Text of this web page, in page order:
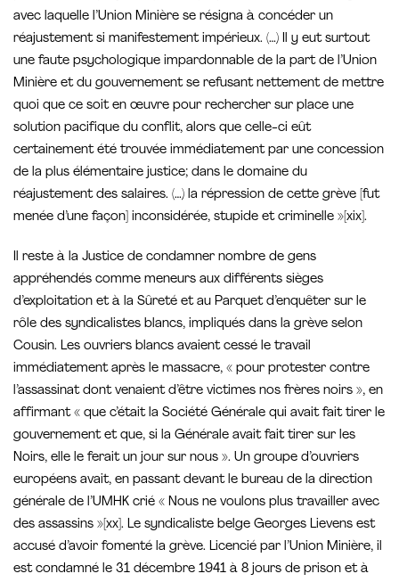
avec laquelle l’Union Minière se résigna à concéder un
réajustement si manifestement impérieux. (…) Il y eut surtout
une faute psychologique impardonnable de la part de l’Union
Minière et du gouvernement se refusant nettement de mettre
quoi que ce soit en œuvre pour rechercher sur place une
solution pacifique du conflit, alors que celle-ci eût
certainement été trouvée immédiatement par une concession
de la plus élémentaire justice; dans le domaine du
réajustement des salaires. (…) la répression de cette grève [fut
menée d’une façon] inconsidérée, stupide et criminelle »[xix].
Il reste à la Justice de condamner nombre de gens
appréhendés comme meneurs aux différents sièges
d’exploitation et à la Sûreté et au Parquet d’enquêter sur le
rôle des syndicalistes blancs, impliqués dans la grève selon
Cousin. Les ouvriers blancs avaient cessé le travail
immédiatement après le massacre, « pour protester contre
l’assassinat dont venaient d’être victimes nos frères noirs », en
affirmant « que c’était la Société Générale qui avait fait tirer le
gouvernement et que, si la Générale avait fait tirer sur les
Noirs, elle le ferait un jour sur nous ». Un groupe d’ouvriers
européens avait, en passant devant le bureau de la direction
générale de l’UMHK crié « Nous ne voulons plus travailler avec
des assassins »[xx]. Le syndicaliste belge Georges Lievens est
accusé d’avoir fomenté la grève. Licencié par l’Union Minière, il
est condamné le 31 décembre 1941 à 8 jours de prison et à